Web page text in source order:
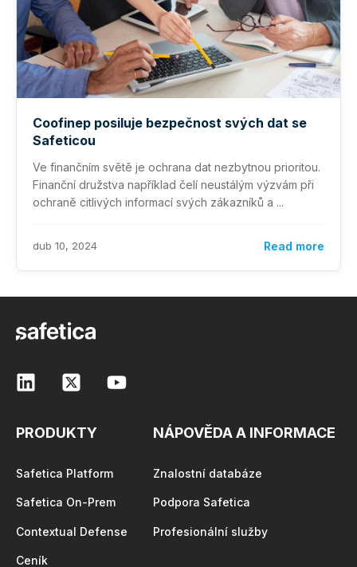
Coofinep posiluje bezpečnost svých dat se
Safeticou
Ve finančním světě je ochrana dat nezbytnou prioritou.
Finanční družstva například čelí neustálým výzvám při
ochraně citlivých informací svých zákazníků a ...
dub 10, 2024 Read more
PRODUKTY
Safetica Platform
Safetica On-Prem
Contextual Defense
Ceník
NÁPOVĚDA A INFORMACE
Znalostní databáze
Podpora Safetica
Profesionální služby